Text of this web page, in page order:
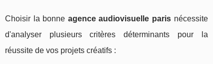
Choisir la bonne agence audiovisuelle paris nécessite
d'analyser plusieurs critères déterminants pour la
réussite de vos projets créatifs :